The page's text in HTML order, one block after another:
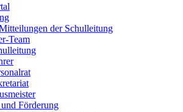
der Schulleitung
Team
Förderung